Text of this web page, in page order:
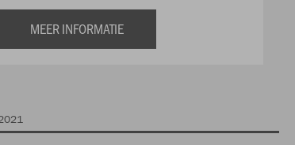
MEER INFORMATIE